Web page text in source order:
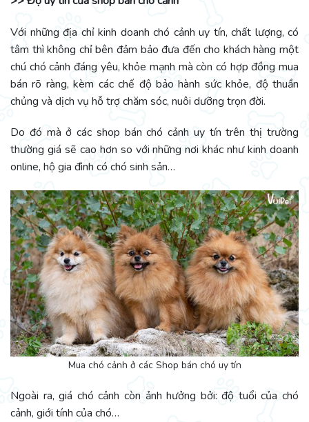
Với những địa chỉ kinh doanh chó cảnh uy tín, chất lượng, có
tâm thì không chỉ bên đảm bảo đưa đến cho khách hàng một
chú chó cảnh đáng yêu, khỏe mạnh mà còn có hợp đồng mua
bán rõ ràng, kèm các chế độ bảo hành sức khỏe, độ thuần
chủng và dịch vụ hỗ trợ chăm sóc, nuôi dưỡng trọn đời.
Do đó mà ở các shop bán chó cảnh uy tín trên thị trường
thường giá sẽ cao hơn so với những nơi khác như kinh doanh
online, hộ gia đình có chó sinh sản…
Mua chó cảnh ở các Shop bán chó uy tín
Ngoài ra, giá chó cảnh còn ảnh hưởng bởi: độ tuổi của chó
cảnh, giới tính của chó…